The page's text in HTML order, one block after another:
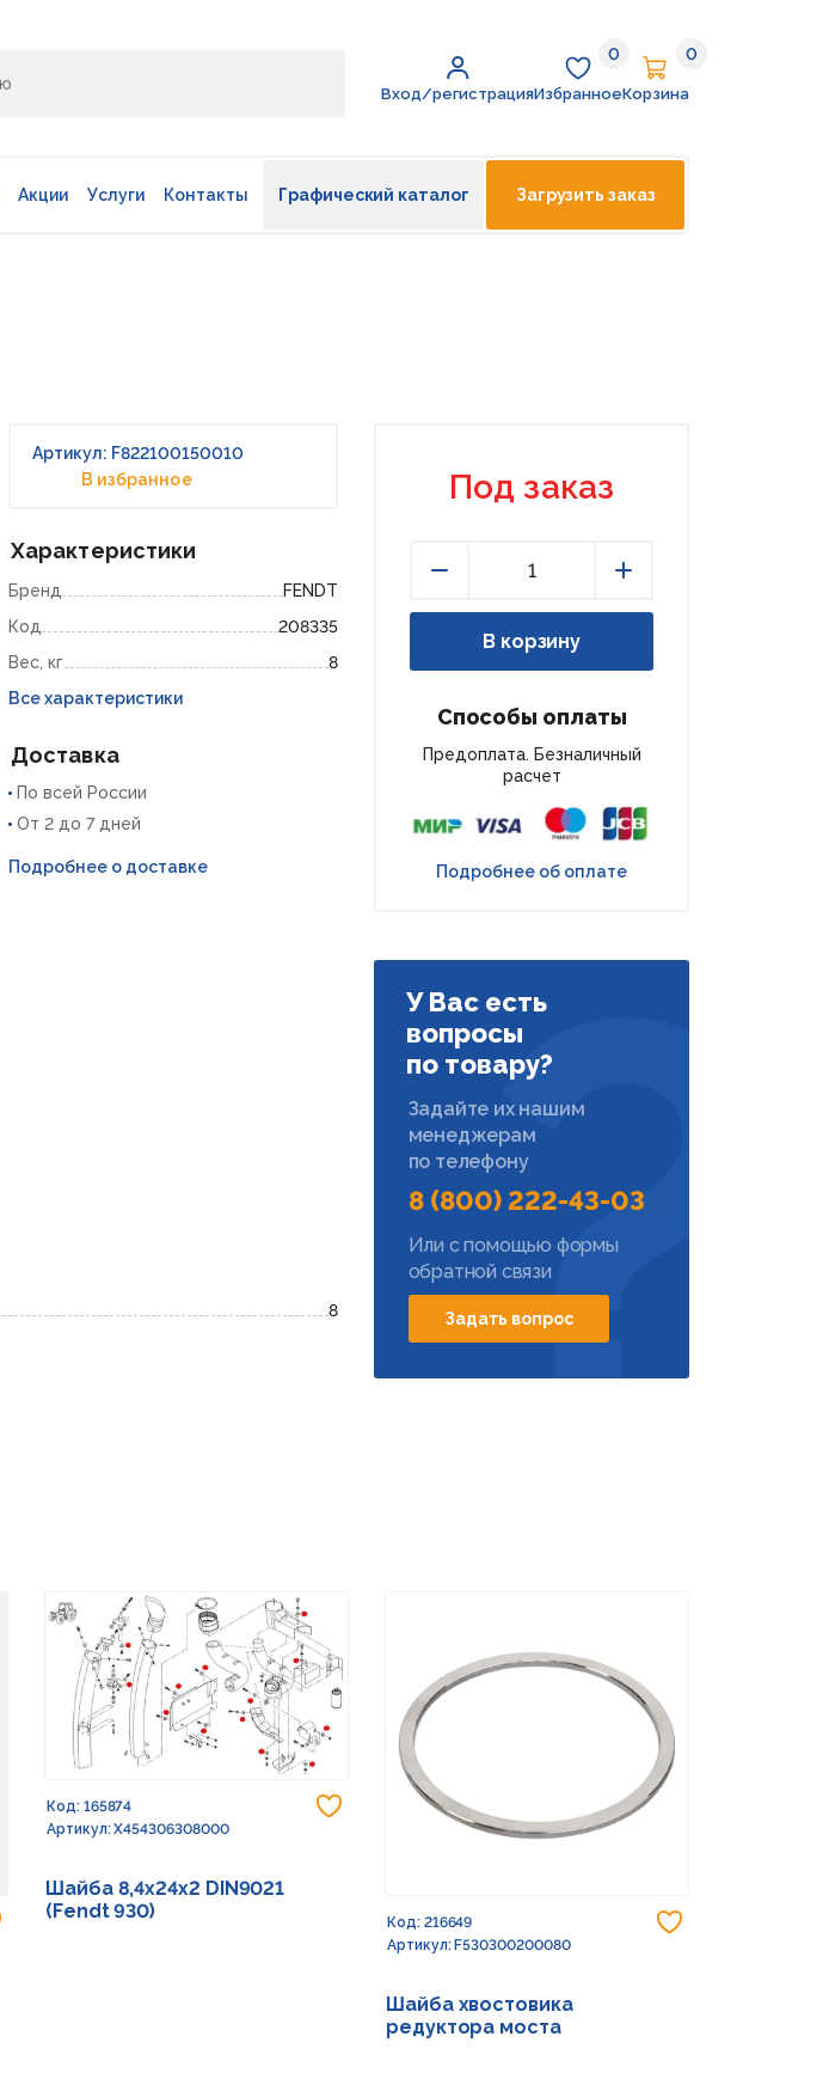
Вход/регистрация
Избранное
0
Избранное
Корзина
0
Корзина
Акции Услуги Контакты Графический каталог Загрузить заказ
Артикул: F822100150010
В избранное
Характеристики
Бренд
FENDT
Код
208335
Вес, кг
8
Все характеристики
Доставка
По всей России
От 2 до 7 дней
Подробнее о доставке
8
Под заказ
В корзину
Способы оплаты
Предоплата. Безналичный
расчет
Подробнее об оплате
У Вас есть
вопросы
по товару?
Задайте их нашим
менеджерам
по телефону
8 (800) 222-43-03
Или с помощью формы
обратной связи
Задать вопрос
Добавить в избранное
Добавить в избранное
Код: 165874
Артикул: X454306308000
Шайба 8,4х24х2 DIN9021
(Fendt 930)
Код: 216649
Артикул: F530300200080
Шайба хвостовика
редуктора моста